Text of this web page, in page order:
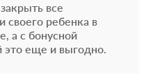
все
своего ребенка в
а с бонусной
это еще и выгодно.